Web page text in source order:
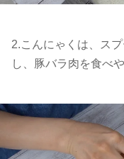
2.こんにゃくは、ス
し、豚バラ肉を食べ